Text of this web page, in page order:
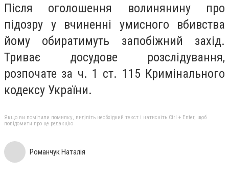
Після оголошення волинянину про
підозру у вчиненні умисного вбивства
йому обиратимуть запобіжний захід.
Триває досудове розслідування,
розпочате за ч. 1 ст. 115 Кримінального
кодексу України.
Якщо ви помітили помилку, виділіть необхідний текст і натисніть Ctrl + Enter, щоб
повідомити про це редакцію
Романчук Наталія